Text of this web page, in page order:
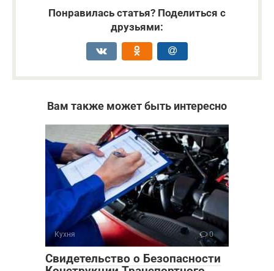
Понравилась статья? Поделиться с
друзьями:
Вам также может быть интересно
Кухня 0
Свидетельство о Безопасности